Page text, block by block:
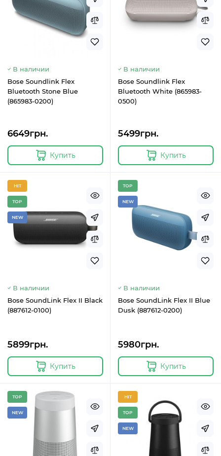
В наличии
Bose Soundlink Flex
Bluetooth Stone Blue
(865983-0200)
6649грн.
Купить
В наличии
Bose Soundlink Flex
Bluetooth White (865983-
0500)
5499грн.
Купить
HIT
TOP
NEW
В наличии
Bose SoundLink Flex II Black
(887612-0100)
5899грн.
Купить
TOP
NEW
В наличии
Bose SoundLink Flex II Blue
Dusk (887612-0200)
5980грн.
Купить
TOP
NEW
HIT
TOP
NEW